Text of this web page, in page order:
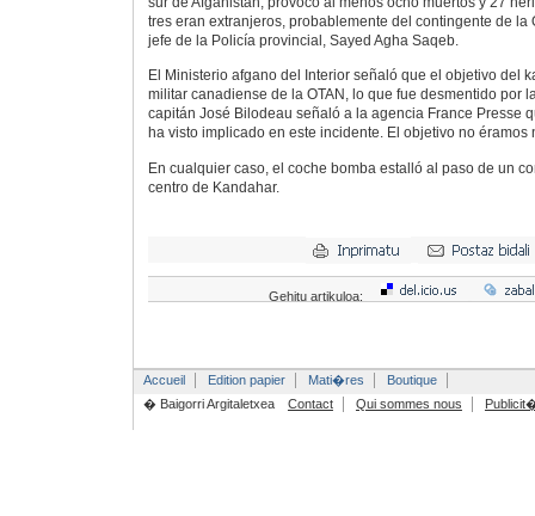
tres eran extranjeros, probablemente del contingente de la
jefe de la Policía provincial, Sayed Agha Saqeb.
El Ministerio afgano del Interior señaló que el objetivo del
militar canadiense de la OTAN, lo que fue desmentido por
capitán José Bilodeau señaló a la agencia France Presse
ha visto implicado en este incidente. El objetivo no éramos
En cualquier caso, el coche bomba estalló al paso de un
centro de Kandahar.
Gehitu artikuloa:
Accueil Edition papier Mati�res
Boutique
� Baigorri Argitaletxea
Contact Qui sommes nous